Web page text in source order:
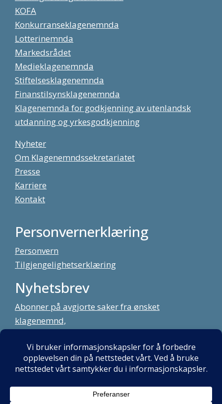
KOFA
Konkurranseklagenemnda
Lotterinemnda
Markedsrådet
Medieklagenemnda
Stiftelsesklagenemnda
Finanstilsynsklagenemnda
Klagenemnda for godkjenning av utenlandsk
utdanning og yrkesgodkjenning
Nyheter
Om Klagenemndssekretariatet
Presse
Karriere
Kontakt
Personvernerklæring
Personvern
Tilgjengelighetserklæring
Nyhetsbrev
Abonner på avgjorte saker fra ønsket
klagenemnd,